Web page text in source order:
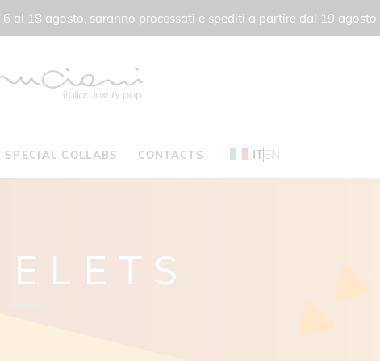
al 18 agosto, saranno processati e spediti a partire dal 19 agosto.
SPECIAL COLLABS CONTACTS ITEN